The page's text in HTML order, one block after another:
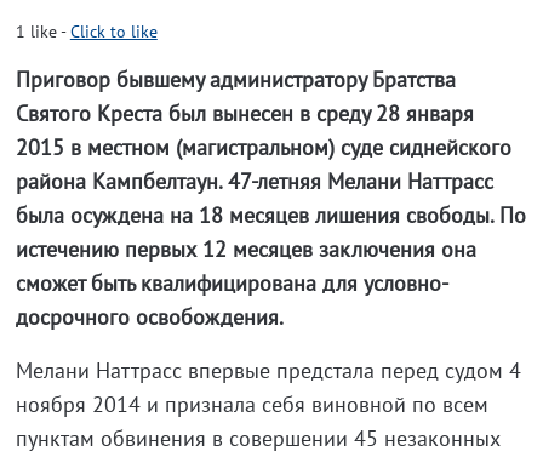
1 like-Click to like
Приговор бывшему администратору Братства
Святого Креста был вынесен в среду 28 января
2015 в местном (магистральном) суде сиднейского
района Кампбелтаун. 47-летняя Мелани Наттрасс
была осуждена на 18 месяцев лишения свободы. По
истечению первых 12 месяцев заключения она
сможет быть квалифицирована для условно-
досрочного освобождения.
Мелани Наттрасс впервые предстала перед судом 4
ноября 2014 и признала себя виновной по всем
пунктам обвинения в совершении 45 незаконных